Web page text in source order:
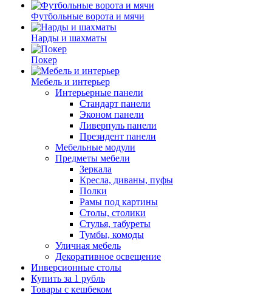
Футбольные ворота и мячи
Нарды и шахматы
Покер
Мебель и интерьер
Интерьерные панели
Стандарт панели
Эконом панели
Ливерпуль панели
Президент панели
Мебельные модули
Предметы мебели
Зеркала
Кресла, диваны, пуфы
Полки
Рамы под картины
Столы, столики
Стулья, табуреты
Тумбы, комоды
Уличная мебель
Декоративное освещение
Инверсионные столы
Купить за 1 рубль
Товары с кешбеком